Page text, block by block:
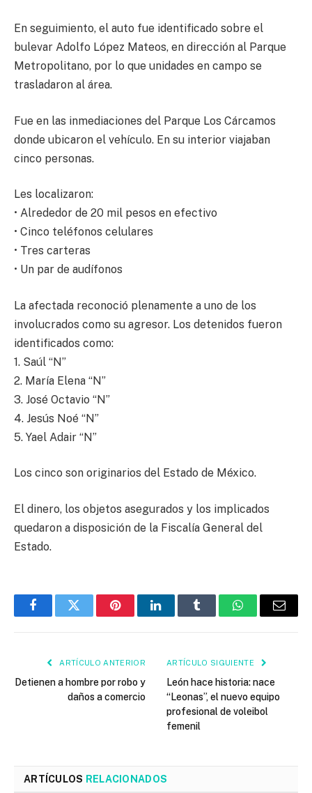
En seguimiento, el auto fue identificado sobre el
bulevar Adolfo López Mateos, en dirección al Parque
Metropolitano, por lo que unidades en campo se
trasladaron al área.
Fue en las inmediaciones del Parque Los Cárcamos
donde ubicaron el vehículo. En su interior viajaban
cinco personas.
Les localizaron:
• Alrededor de 20 mil pesos en efectivo
• Cinco teléfonos celulares
• Tres carteras
• Un par de audífonos
La afectada reconoció plenamente a uno de los
involucrados como su agresor. Los detenidos fueron
identificados como:
1. Saúl “N”
2. María Elena “N”
3. José Octavio “N”
4. Jesús Noé “N”
5. Yael Adair “N”
Los cinco son originarios del Estado de México.
El dinero, los objetos asegurados y los implicados
quedaron a disposición de la Fiscalía General del
Estado.
FacebookTwitter PinterestLinkedInTumblr WhatsAppEmail
ARTÍCULO ANTERIOR
Detienen a hombre por robo y
daños a comercio
ARTÍCULO SIGUIENTE
León hace historia: nace
“Leonas”, el nuevo equipo
profesional de voleibol
femenil
ARTÍCULOS RELACIONADOS